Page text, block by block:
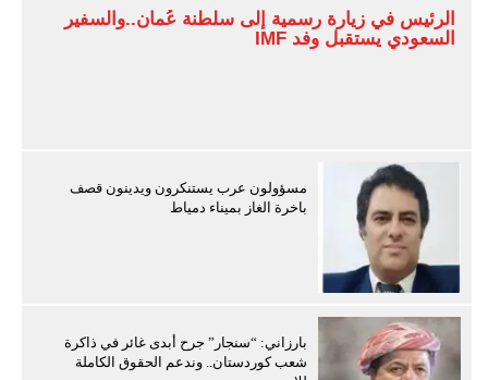
الرئيس في زيارة رسمية إلى سلطنة عُمان..والسفير
السعودي يستقبل وفد IMF
مسؤولون عرب يستنكرون ويدينون قصف
باخرة الغاز بميناء دمياط
بارزاني: “سنجار” جرح أبدى غائر في ذاكرة
شعب كوردستان.. وندعم الحقوق الكاملة